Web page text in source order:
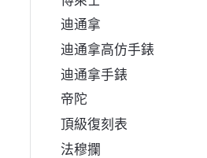
迪通拿
迪通拿高仿手錶
迪通拿手錶
帝陀
頂級復刻表
法穆攔